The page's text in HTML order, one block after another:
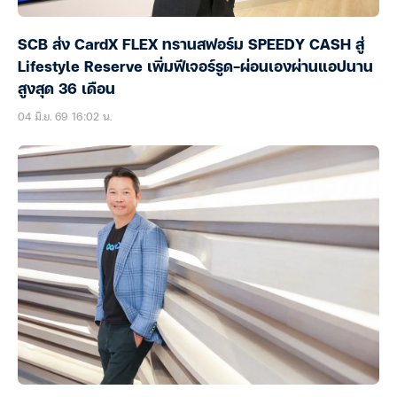
SCB ส่ง CardX FLEX ทรานสฟอร์ม SPEEDY CASH สู่
Lifestyle Reserve เพิ่มฟีเจอร์รูด-ผ่อนเองผ่านแอปนาน
สูงสุด 36 เดือน
04 มิ.ย. 69 16:02 น.